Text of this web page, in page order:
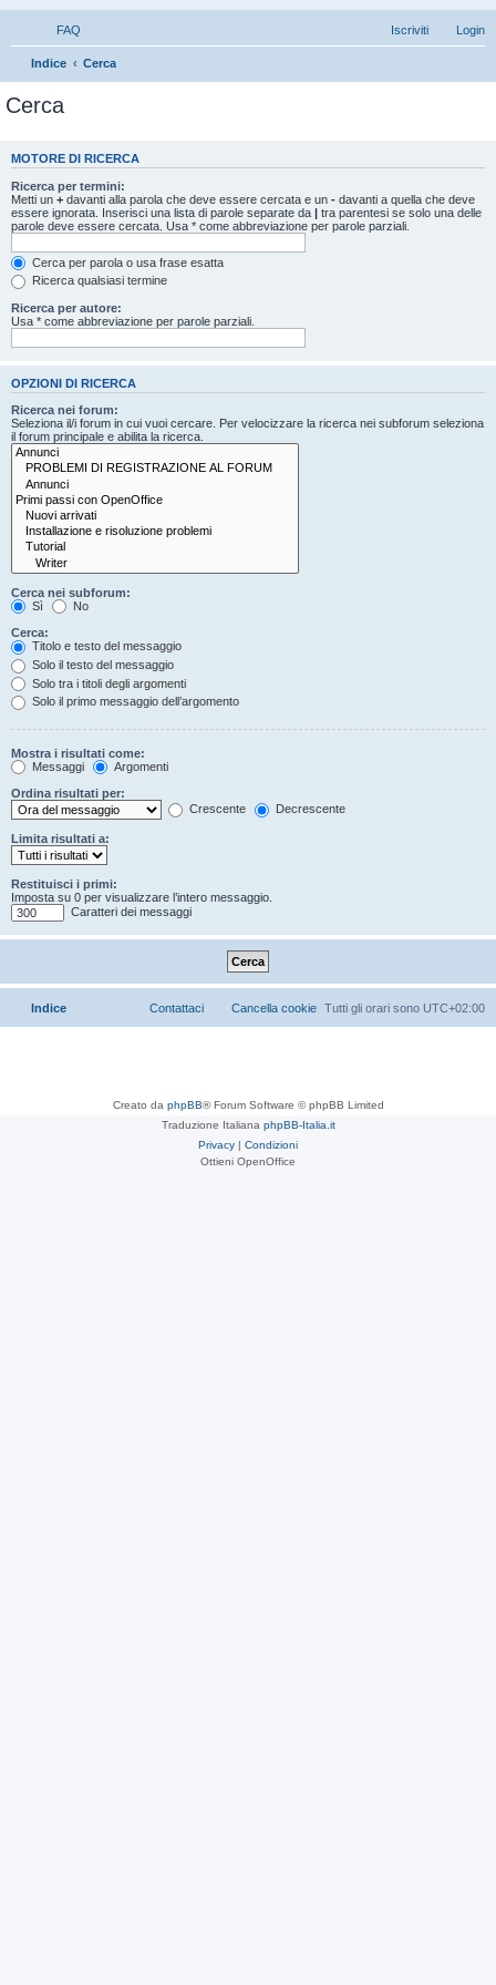
FAQ Login
Iscriviti
Indice Cerca
Cerca
MOTORE DI RICERCA
Ricerca per termini:
Metti un + davanti alla parola che deve essere cercata e un - davanti a quella che deve
essere ignorata. Inserisci una lista di parole separate da | tra parentesi se solo una delle
parole deve essere cercata. Usa * come abbreviazione per parole parziali.
Cerca per parola o usa frase esatta
Ricerca qualsiasi termine
Ricerca per autore:
Usa * come abbreviazione per parole parziali.
OPZIONI DI RICERCA
Ricerca nei forum:
Seleziona il/i forum in cui vuoi cercare. Per velocizzare la ricerca nei subforum seleziona
il forum principale e abilita la ricerca.
Cerca nei subforum:
Sì
No
Cerca:
Titolo e testo del messaggio
Solo il testo del messaggio
Solo tra i titoli degli argomenti
Solo il primo messaggio dell’argomento
Mostra i risultati come:
Messaggi
Argomenti
Ordina risultati per:
Crescente
Decrescente
Limita risultati a:
Restituisci i primi:
Imposta su 0 per visualizzare l’intero messaggio.
Caratteri dei messaggi
Indice Tutti gli orari sono UTC+02:00
Cancella cookie
Contattaci
Creato da phpBB® Forum Software © phpBB Limited
Traduzione Italiana phpBB-Italia.it
Privacy
Condizioni
Ottieni OpenOffice